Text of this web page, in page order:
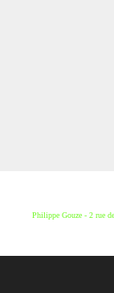
Philippe Gouze - 2 rue